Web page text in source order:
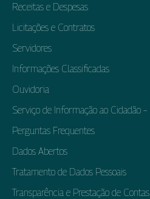
Receitas e Despesas
Licitações e Contratos
Servidores
Informações Classificadas
Ouvidoria
Serviço de Informação ao Cidadão –
Perguntas Frequentes
Dados Abertos
Tratamento de Dados Pessoais
Transparência e Prestação de Contas